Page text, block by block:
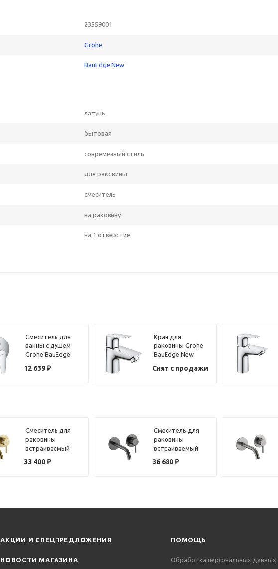
23559001
Grohe
BauEdge New
латунь
бытовая
современный стиль
для раковины
смеситель
на раковину
на 1 отверстие
Смеситель для
ванны с душем
Grohe BauEdge
хром
12 639₽
Кран для
раковины Grohe
BauEdge New
Снят с продажи
Смеситель для
раковины
встраиваемый
10010304 латунь
33 400₽
Смеситель для
раковины
встраиваемый
10010303
36 680₽
АКЦИИ И СПЕЦПРЕДЛОЖЕНИЯ
НОВОСТИ МАГАЗИНА
ПОМОЩЬ
Обработка персональных данных